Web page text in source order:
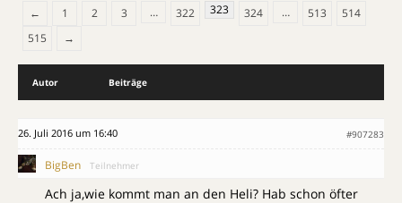
←
1 2 3 … 322 323 324 … 513
514
515
→
Autor Beiträge
26. Juli 2016 um 16:40 #907283
BigBen Teilnehmer
Ach ja,wie kommt man an den Heli? Hab schon öfter